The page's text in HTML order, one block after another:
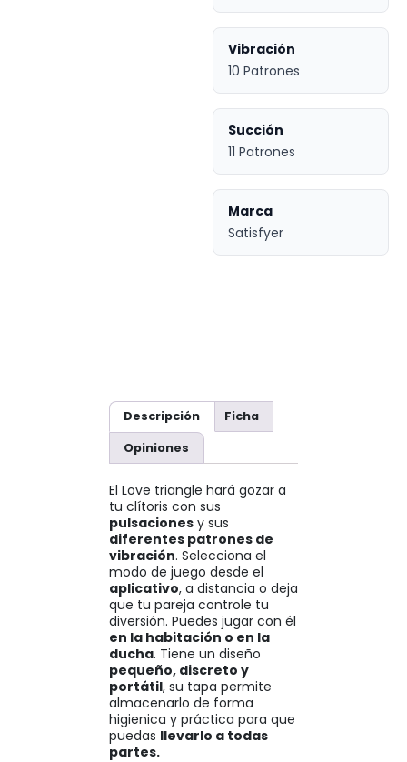
Vibración
10 Patrones
Succión
11 Patrones
Marca
Satisfyer
Descripción Ficha
Opiniones
El Love triangle hará gozar a
tu clítoris con sus
pulsaciones y sus
diferentes patrones de
vibración. Selecciona el
modo de juego desde el
aplicativo, a distancia o deja
que tu pareja controle tu
diversión. Puedes jugar con él
en la habitación o en la
ducha. Tiene un diseño
pequeño, discreto y
portátil, su tapa permite
almacenarlo de forma
higienica y práctica para que
puedas llevarlo a todas
partes.